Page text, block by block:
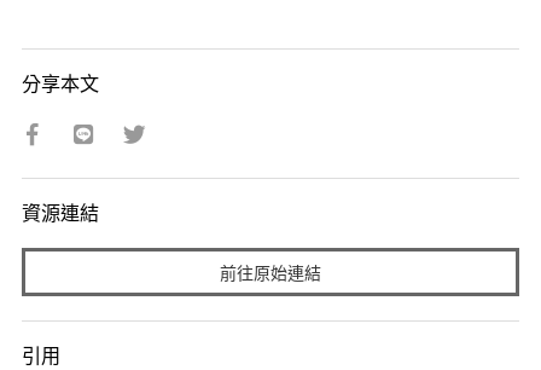
分享本文
資源連結
前往原始連結
引用